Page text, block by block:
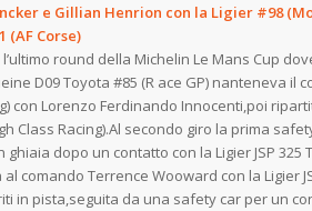
e Gillian Henrion con la Ligier #98
296 GT3 #51
round della Michelin Le Mans Cup
D09 Toyota #85 (R ace GP) nanteneva
con Lorenzo Ferdinando Innocenti,poi
Class Racing).Al secondo giro la prima
ghiaia dopo un contatto con la Ligier JSP
comando Terrence Wooward con la Ligier
in pista,seguita da una safety car per un